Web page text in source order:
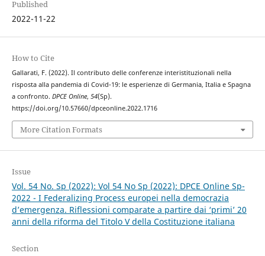
Published
2022-11-22
How to Cite
Gallarati, F. (2022). Il contributo delle conferenze interistituzionali nella
risposta alla pandemia di Covid-19: le esperienze di Germania, Italia e Spagna
a confronto. DPCE Online, 54(Sp).
https://doi.org/10.57660/dpceonline.2022.1716
More Citation Formats
Issue
Vol. 54 No. Sp (2022): Vol 54 No Sp (2022): DPCE Online Sp-
2022 - I Federalizing Process europei nella democrazia
d’emergenza. Riflessioni comparate a partire dai ‘primi’ 20
anni della riforma del Titolo V della Costituzione italiana
Section